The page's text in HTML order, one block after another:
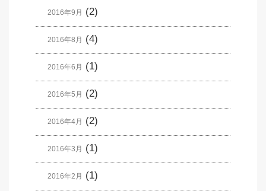
2016年9月 (2)
2016年8月 (4)
2016年6月 (1)
2016年5月 (2)
2016年4月 (2)
2016年3月 (1)
2016年2月 (1)